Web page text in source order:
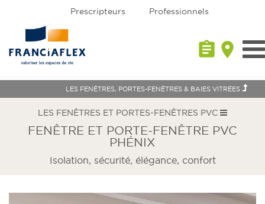
Prescripteurs Professionnels
assignment place
LES FENÊTRES, PORTES-FENÊTRES & BAIES VITRÉES
LES FENÊTRES ET PORTES-FENÊTRES PVC
FENÊTRE ET PORTE-FENÊTRE PVC
PHÉNIX
Isolation, sécurité, élégance, confort